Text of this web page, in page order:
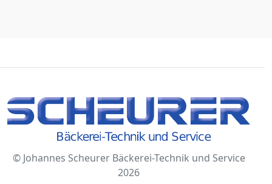
© Johannes Scheurer Bäckerei-Technik und Service
2026